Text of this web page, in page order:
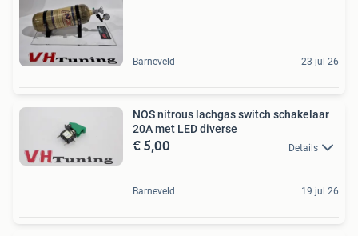
Barneveld 23 jul 26
NOS nitrous lachgas switch schakelaar
20A met LED diverse
€ 5,00 Details
Barneveld 19 jul 26